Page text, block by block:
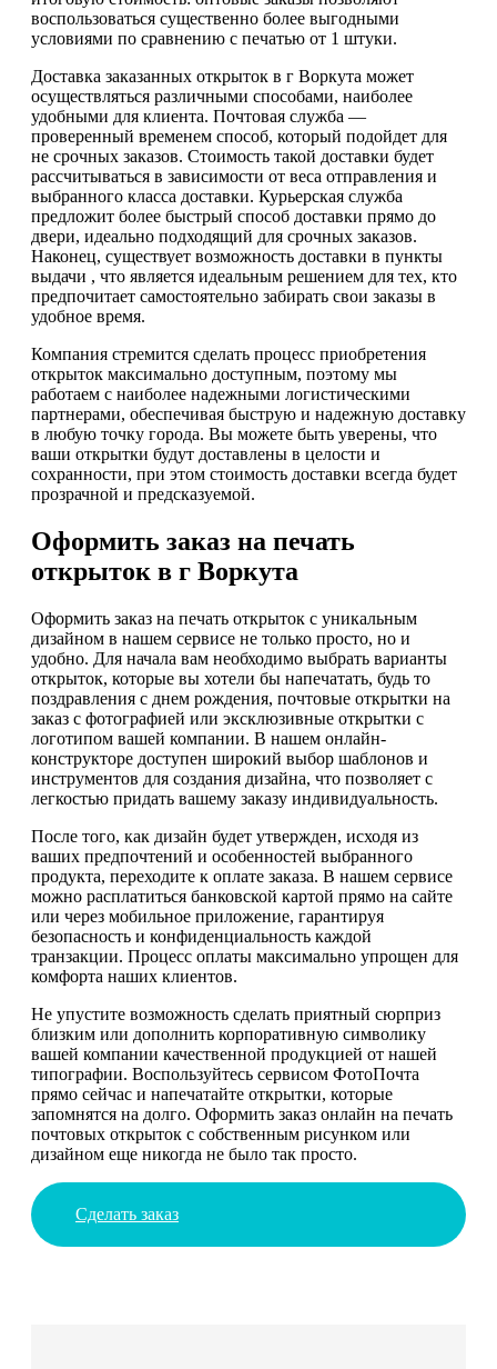
воспользоваться существенно более выгодными
условиями по сравнению с печатью от 1 штуки.
Доставка заказанных открыток в г Воркута может
осуществляться различными способами, наиболее
удобными для клиента. Почтовая служба —
проверенный временем способ, который подойдет для
не срочных заказов. Стоимость такой доставки будет
рассчитываться в зависимости от веса отправления и
выбранного класса доставки. Курьерская служба
предложит более быстрый способ доставки прямо до
двери, идеально подходящий для срочных заказов.
Наконец, существует возможность доставки в пункты
выдачи , что является идеальным решением для тех, кто
предпочитает самостоятельно забирать свои заказы в
удобное время.
Компания стремится сделать процесс приобретения
открыток максимально доступным, поэтому мы
работаем с наиболее надежными логистическими
партнерами, обеспечивая быструю и надежную доставку
в любую точку города. Вы можете быть уверены, что
ваши открытки будут доставлены в целости и
сохранности, при этом стоимость доставки всегда будет
прозрачной и предсказуемой.
Оформить заказ на печать
открыток в г Воркута
Оформить заказ на печать открыток с уникальным
дизайном в нашем сервисе не только просто, но и
удобно. Для начала вам необходимо выбрать варианты
открыток, которые вы хотели бы напечатать, будь то
поздравления с днем рождения, почтовые открытки на
заказ с фотографией или эксклюзивные открытки с
логотипом вашей компании. В нашем онлайн-
конструкторе доступен широкий выбор шаблонов и
инструментов для создания дизайна, что позволяет с
легкостью придать вашему заказу индивидуальность.
После того, как дизайн будет утвержден, исходя из
ваших предпочтений и особенностей выбранного
продукта, переходите к оплате заказа. В нашем сервисе
можно расплатиться банковской картой прямо на сайте
или через мобильное приложение, гарантируя
безопасность и конфиденциальность каждой
транзакции. Процесс оплаты максимально упрощен для
комфорта наших клиентов.
Не упустите возможность сделать приятный сюрприз
близким или дополнить корпоративную символику
вашей компании качественной продукцией от нашей
типографии. Воспользуйтесь сервисом ФотоПочта
прямо сейчас и напечатайте открытки, которые
запомнятся на долго. Оформить заказ онлайн на печать
почтовых открыток с собственным рисунком или
дизайном еще никогда не было так просто.
Сделать заказ